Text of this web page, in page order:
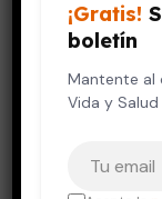
7
debes
¡Gratis!
boletín
Mantente al
Vida y